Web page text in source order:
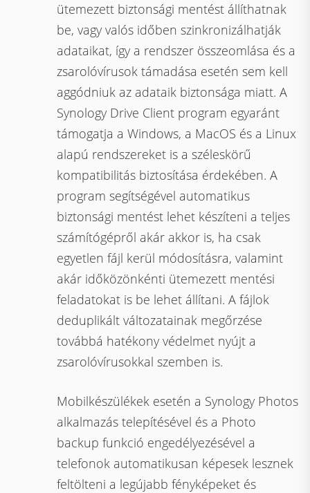
ütemezett biztonsági mentést állíthatnak
be, vagy valós időben szinkronizálhatják
adataikat, így a rendszer összeomlása és a
zsarolóvírusok támadása esetén sem kell
aggódniuk az adataik biztonsága miatt. A
Synology Drive Client program egyaránt
támogatja a Windows, a MacOS és a Linux
alapú rendszereket is a széleskörű
kompatibilitás biztosítása érdekében. A
program segítségével automatikus
biztonsági mentést lehet készíteni a teljes
számítógépről akár akkor is, ha csak
egyetlen fájl kerül módosításra, valamint
akár időközönkénti ütemezett mentési
feladatokat is be lehet állítani. A fájlok
deduplikált változatainak megőrzése
továbbá hatékony védelmet nyújt a
zsarolóvírusokkal szemben is.
Mobilkészülékek esetén a Synology Photos
alkalmazás telepítésével és a Photo
backup funkció engedélyezésével a
telefonok automatikusan képesek lesznek
feltölteni a legújabb fényképeket és